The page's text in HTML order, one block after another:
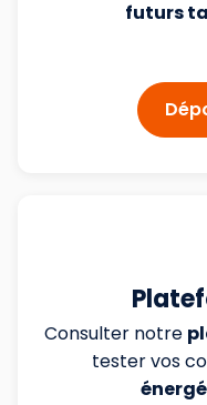
futurs
Consulter notre
tester vos